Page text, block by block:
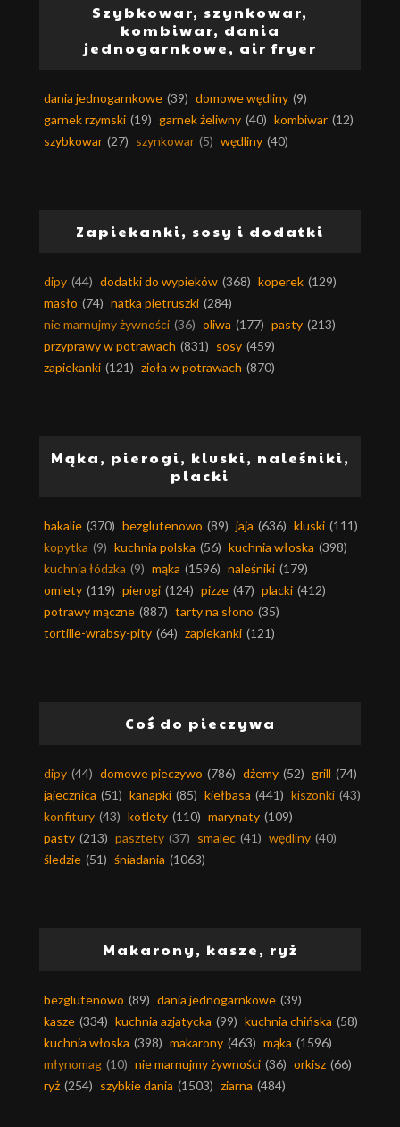
Szybkowar, szynkowar,
kombiwar, dania
jednogarnkowe, air fryer
dania jednogarnkowe (39) domowe wędliny (9)
garnek rzymski (19) garnek żeliwny (40) kombiwar (12)
szybkowar (27) szynkowar (5) wędliny (40)
Zapiekanki, sosy i dodatki
dipy (44) dodatki do wypieków (368) koperek (129)
masło (74) natka pietruszki (284)
nie marnujmy żywności (36) oliwa (177) pasty (213)
przyprawy w potrawach (831) sosy (459)
zapiekanki (121) zioła w potrawach (870)
Mąka, pierogi, kluski, naleśniki,
placki
bakalie (370) bezglutenowo (89) jaja (636) kluski (111)
kopytka (9) kuchnia polska (56) kuchnia włoska (398)
kuchnia łódzka (9) mąka (1596) naleśniki (179)
omlety (119) pierogi (124) pizze (47) placki (412)
potrawy mączne (887) tarty na słono (35)
tortille-wrabsy-pity (64) zapiekanki (121)
Coś do pieczywa
dipy (44) domowe pieczywo (786) dżemy (52) grill (74)
jajecznica (51) kanapki (85) kiełbasa (441) kiszonki (43)
konfitury (43) kotlety (110) marynaty (109)
pasty (213) pasztety (37) smalec (41) wędliny (40)
śledzie (51) śniadania (1063)
Makarony, kasze, ryż
bezglutenowo (89) dania jednogarnkowe (39)
kasze (334) kuchnia azjatycka (99) kuchnia chińska (58)
kuchnia włoska (398) makarony (463) mąka (1596)
młynomag (10) nie marnujmy żywności (36) orkisz (66)
ryż (254) szybkie dania (1503) ziarna (484)